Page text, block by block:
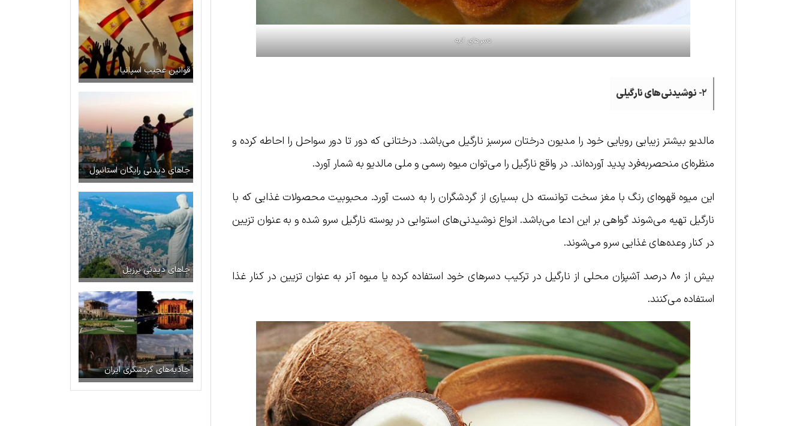
دسرهای انبه
۲- نوشیدنی‌های نارگیلی
مالدیو بیشتر زیبایی رویایی خود را مدیون درختان سرسبز نارگیل می‌باشد. درختانی که دور تا دور سواحل را احاطه کرده و
منظره‌ای منحصربه‌فرد پدید آورده‌اند. در واقع نارگیل را می‌توان میوه رسمی و ملی مالدیو به شمار آورد.
این میوه قهوه‌ای رنگ با مغز سخت توانسته دل بسیاری از گردشگران را به دست آورد. محبوبیت محصولات غذایی که با
نارگیل تهیه می‌شوند گواهی بر این ادعا می‌باشد. انواع نوشیدنی‌های استوایی در پوسته نارگیل سرو شده و به عنوان تزیین
در کنار وعده‌های غذایی سرو می‌شوند.
بیش از ۸۰ درصد آشپزان محلی از نارگیل در ترکیب دسرهای خود استفاده کرده یا میوه آنر به عنوان تزیین در کنار غذا
استفاده می‌کنند.
قوانین عجیب اسپانیا
جاهای دیدنی رایگان استانبول
جاهای دیدنی برزیل
جاذبه‌های گردشگری ایران